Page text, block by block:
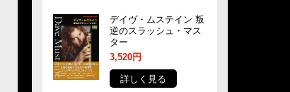
デイヴ・ムステイン 叛
逆のスラッシュ・マス
ター
3,520円
詳しく見る